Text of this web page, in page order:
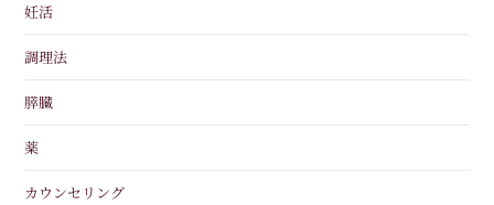
妊活
調理法
膵臓
薬
カウンセリング